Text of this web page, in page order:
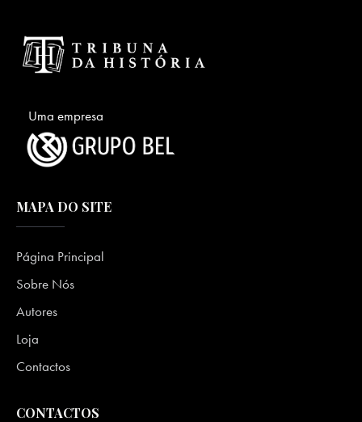
Uma empresa
MAPA DO SITE
Página Principal
Sobre Nós
Autores
Loja